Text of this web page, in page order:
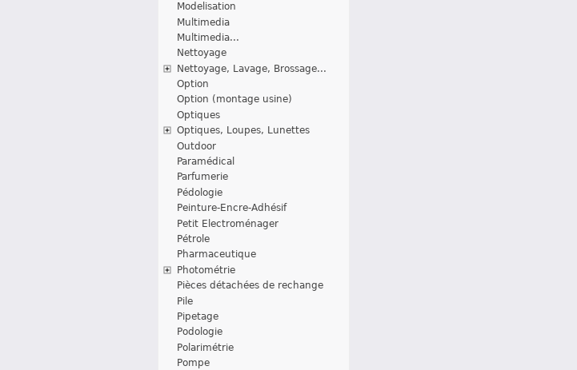
Modelisation
Multimedia
Multimedia...
Nettoyage
Nettoyage, Lavage, Brossage...
Option
Option (montage usine)
Optiques
Optiques, Loupes, Lunettes
Outdoor
Paramédical
Parfumerie
Pédologie
Peinture-Encre-Adhésif
Petit Electroménager
Pétrole
Pharmaceutique
Photométrie
Pièces détachées de rechange
Pile
Pipetage
Podologie
Polarimétrie
Pompe